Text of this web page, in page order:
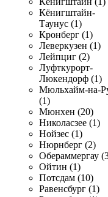
Кёнигштайн-
Таунус (1)
Кронберг (1)
Леверкузен (1)
Лейпциг (2)
Луфткурорт-
Люкендорф (1)
Мюльхайм-на-
(1)
Мюнхен (20)
Николасзее (1)
Нойзес (1)
Нюрнберг (2)
Обераммергау
Ойтин (1)
Потсдам (10)
Равенсбург (1)